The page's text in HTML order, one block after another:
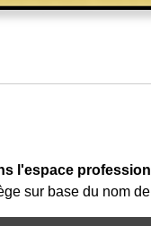
l'espace
sur base du nom